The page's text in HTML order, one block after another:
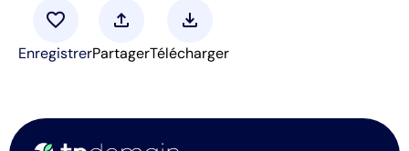
favorite
Enregistrer
upload
Partager
download
Télécharger